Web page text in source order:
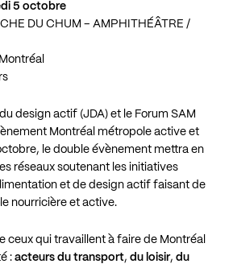
5 octobre
DU CHUM – AMPHITHÉÂTRE /
design actif (JDA) et le Forum SAM
Montréal métropole active et
le double évènement mettra en
réseaux soutenant les initiatives
et de design actif faisant de
nourricière et active.
ceux qui travaillent à faire de Montréal
: acteurs du transport, du loisir, du